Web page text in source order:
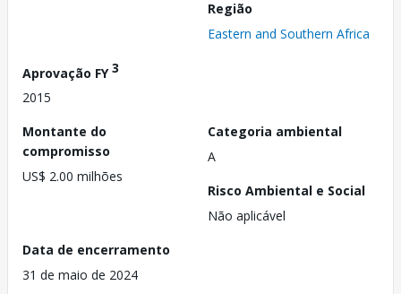
Região
Eastern and Southern Africa
Aprovação FY3
2015
Montante do
compromisso
US$ 2.00 milhões
Categoria ambiental
A
Risco Ambiental e Social
Não aplicável
Data de encerramento
31 de maio de 2024